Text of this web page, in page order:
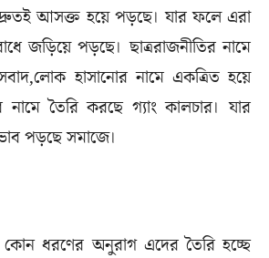
আসক্ত হয়ে পড়ছে। যার ফলে এরা
জড়িয়ে পড়ছে। ছাত্ররাজনীতির নামে
হাসানোর নামে একত্রিত হয়ে
নামে তৈরি করছে গ্যাং কালচার। যার
পড়ছে সমাজে।
কোন ধরণের অনুরাগ এদের তৈরি হচ্ছে